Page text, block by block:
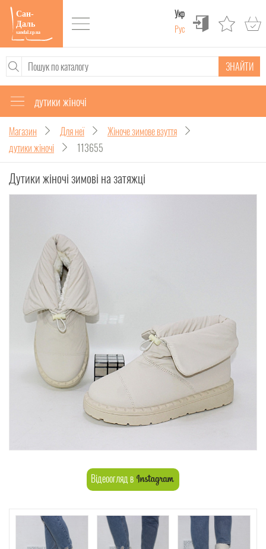
Укр
Рус
ЗНАЙТИ
дутики жіночі
Магазин Для неї
Жіноче зимове взуття
дутики жіночі
113655
Дутики жіночі зимові на затяжці
Відеоогляд в